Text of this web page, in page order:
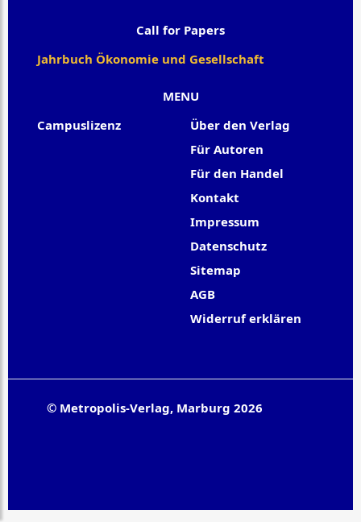
MENU
Campuslizenz
Über den Verlag
Für Autoren
Für den Handel
Kontakt
Impressum
Datenschutz
Sitemap
AGB
Widerruf erklären
Call for Papers
Jahrbuch Ökonomie und Gesellschaft
© Metropolis-Verlag, Marburg 2026